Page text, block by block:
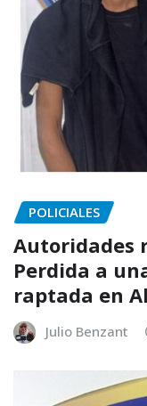
POLICIALES
Autoridades
Perdida a
raptada en
Julio Benzant